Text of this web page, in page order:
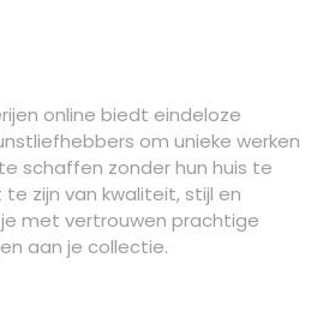
online biedt eindeloze
om unieke werken
schaffen zonder hun huis te
zijn van kwaliteit, stijl en
met vertrouwen prachtige
aan je collectie.